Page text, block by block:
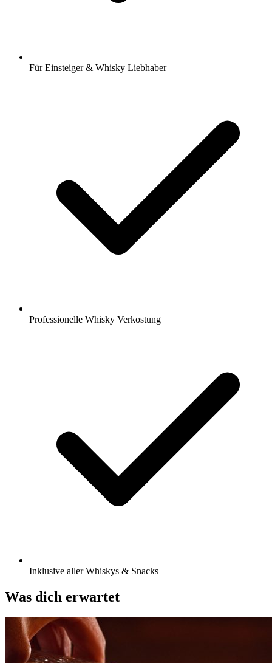
Für Einsteiger & Whisky Liebhaber
Professionelle Whisky Verkostung
Inklusive aller Whiskys & Snacks
Was dich erwartet